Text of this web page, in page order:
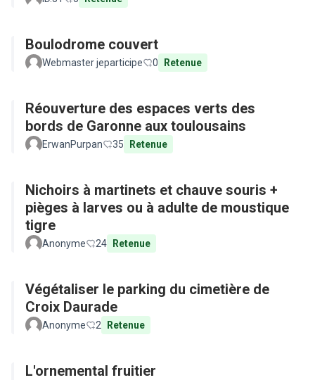
Boulodrome couvert
Webmaster jeparticipe 0 Retenue
Réouverture des espaces verts des
bords de Garonne aux toulousains
ErwanPurpan 35 Retenue
Nichoirs à martinets et chauve souris +
pièges à larves ou à adulte de moustique
tigre
Anonyme 24 Retenue
Végétaliser le parking du cimetière de
Croix Daurade
Anonyme 2 Retenue
L'ornemental fruitier